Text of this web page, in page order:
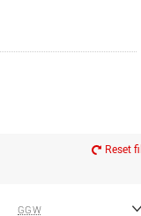
Reset
GGW